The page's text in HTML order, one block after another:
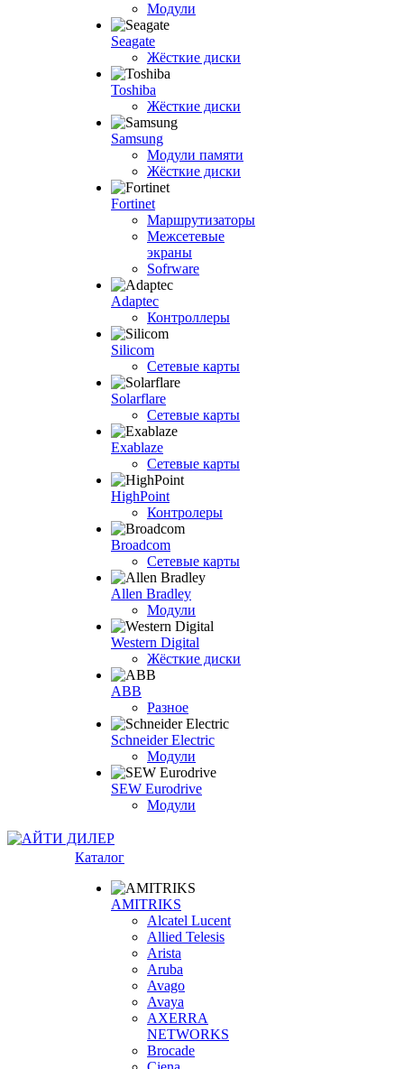
Модули
Seagate
Жёсткие диски
Toshiba
Жёсткие диски
Samsung
Модули памяти
Жёсткие диски
Fortinet
Маршрутизаторы
Межсетевые
экраны
Sofrware
Adaptec
Контроллеры
Silicom
Сетевые карты
Solarflare
Сетевые карты
Exablaze
Сетевые карты
HighPoint
Контролеры
Broadcom
Сетевые карты
Allen Bradley
Модули
Western Digital
Жёсткие диски
ABB
Разное
Schneider Electric
Модули
SEW Eurodrive
Модули
Каталог
AMITRIKS
Alcatel Lucent
Allied Telesis
Arista
Aruba
Avago
Avaya
AXERRA
NETWORKS
Brocade